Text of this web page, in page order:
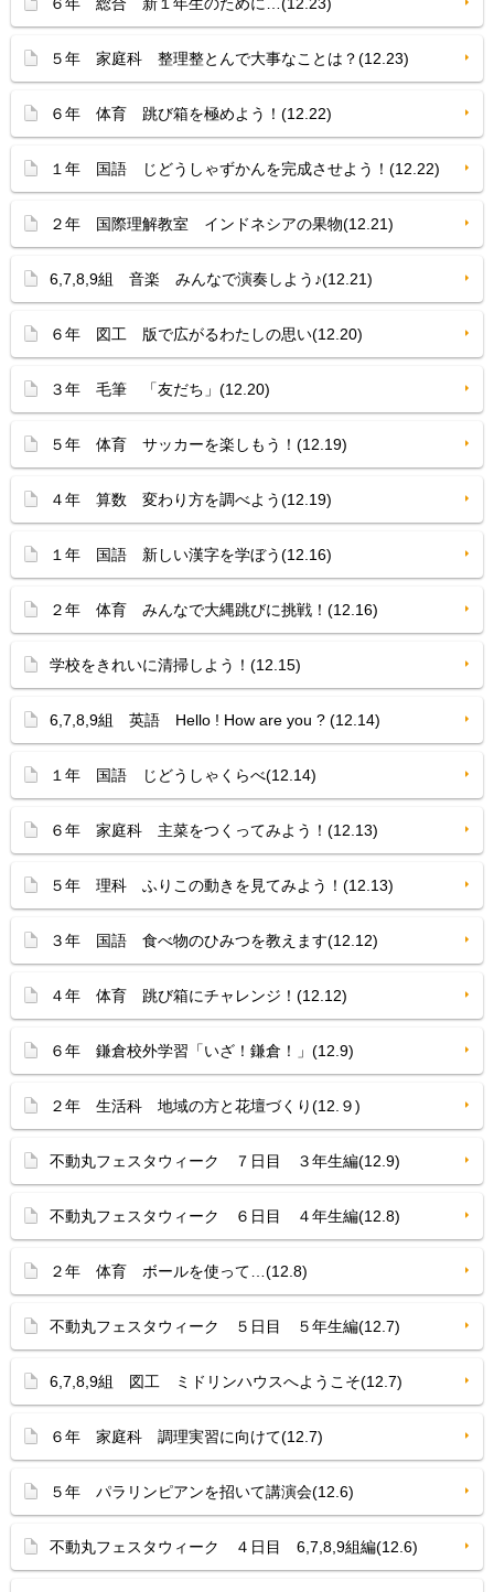
５年 家庭科 整理整とんで大事なことは？(12.23)
６年 体育 跳び箱を極めよう！(12.22)
１年 国語 じどうしゃずかんを完成させよう！(12.22)
２年 国際理解教室 インドネシアの果物(12.21)
6,7,8,9組 音楽 みんなで演奏しよう♪(12.21)
６年 図工 版で広がるわたしの思い(12.20)
３年 毛筆 「友だち」(12.20)
５年 体育 サッカーを楽しもう！(12.19)
４年 算数 変わり方を調べよう(12.19)
１年 国語 新しい漢字を学ぼう(12.16)
２年 体育 みんなで大縄跳びに挑戦！(12.16)
学校をきれいに清掃しよう！(12.15)
6,7,8,9組 英語 Hello ! How are you ? (12.14)
１年 国語 じどうしゃくらべ(12.14)
６年 家庭科 主菜をつくってみよう！(12.13)
５年 理科 ふりこの動きを見てみよう！(12.13)
３年 国語 食べ物のひみつを教えます(12.12)
４年 体育 跳び箱にチャレンジ！(12.12)
６年 鎌倉校外学習「いざ！鎌倉！」(12.9)
２年 生活科 地域の方と花壇づくり(12.９)
不動丸フェスタウィーク ７日目 ３年生編(12.9)
不動丸フェスタウィーク ６日目 ４年生編(12.8)
２年 体育 ボールを使って…(12.8)
不動丸フェスタウィーク ５日目 ５年生編(12.7)
6,7,8,9組 図工 ミドリンハウスへようこそ(12.7)
６年 家庭科 調理実習に向けて(12.7)
５年 パラリンピアンを招いて講演会(12.6)
不動丸フェスタウィーク ４日目 6,7,8,9組編(12.6)